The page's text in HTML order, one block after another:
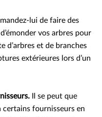
lui de faire des
vos arbres pour
d’arbres et de branches
extérieures lors d’un
Il se peut que
certains fournisseurs en